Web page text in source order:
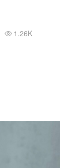
 1.26K